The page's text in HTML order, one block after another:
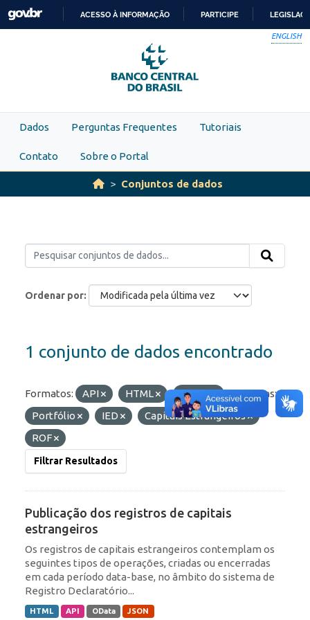
Skip to main content
PARA
O
CONTEÚDO
ACESSO À INFORMAÇÃO PARTICIPE
ENGLISH
Dados Perguntas Frequentes Tutoriais
Contato Sobre o Portal
Conjuntos de dados
Ordenar por
1 conjunto de dados encontrado
Formatos: API HTML OData
Etiquetas:
Portfólio
IED
Capitais Estrangeiros
ROF
Filtrar Resultados
Publicação dos registros de capitais
estrangeiros
Os registros de capitais estrangeiros contemplam os
seguintes tipos de operações, criadas ou encerradas
em cada período data-base, no âmbito do sistema de
Registro Declaratório...
HTML API OData JSON